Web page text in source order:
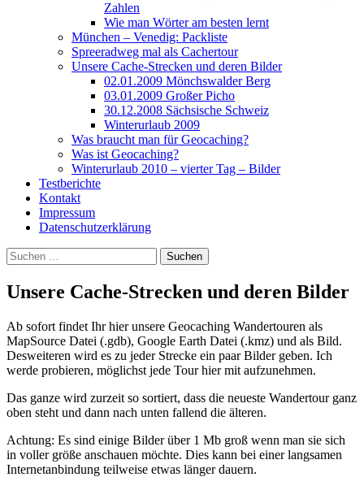
Zahlen
Wie man Wörter am besten lernt
München – Venedig: Packliste
Spreeradweg mal als Cachertour
Unsere Cache-Strecken und deren Bilder
02.01.2009 Mönchswalder Berg
03.01.2009 Großer Picho
30.12.2008 Sächsische Schweiz
Winterurlaub 2009
Was braucht man für Geocaching?
Was ist Geocaching?
Winterurlaub 2010 – vierter Tag – Bilder
Testberichte
Kontakt
Impressum
Datenschutzerklärung
Suchen
nach:
Unsere Cache-Strecken und deren Bilder
Ab sofort findet Ihr hier unsere Geocaching Wandertouren als
MapSource Datei (.gdb), Google Earth Datei (.kmz) und als Bild.
Desweiteren wird es zu jeder Strecke ein paar Bilder geben. Ich
werde probieren, möglichst jede Tour hier mit aufzunehmen.
Das ganze wird zurzeit so sortiert, dass die neueste Wandertour ganz
oben steht und dann nach unten fallend die älteren.
Achtung: Es sind einige Bilder über 1 Mb groß wenn man sie sich
in voller größe anschauen möchte. Dies kann bei einer langsamen
Internetanbindung teilweise etwas länger dauern.